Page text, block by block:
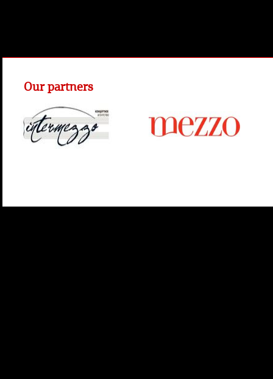
Our partners